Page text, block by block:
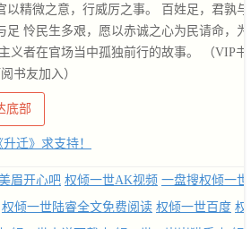
以精微之意，行威厉之事。 百姓足，君孰与
足 怜民生多艰，愿以赤诚之心为民请命，为
义者在官场当中孤独前行的故事。 （VIP书
书友加入）
底部
迁》求支持！
眉开心吧 权倾一世AK视频 一盘搜权倾一世
权倾一世陆睿全文免费阅读 权倾一世百度 权